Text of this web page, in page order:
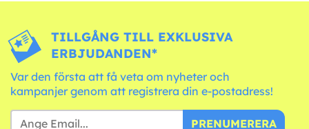
TILLGÅNG TILL EXKLUSIVA
ERBJUDANDEN*
Var den första att få veta om nyheter och
kampanjer genom att registrera din e-postadress!
PRENUMERERA